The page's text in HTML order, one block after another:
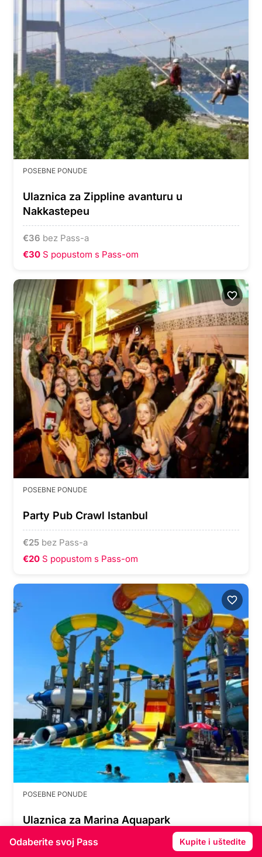
POSEBNE PONUDE
Ulaznica za Zippline avanturu u
Nakkastepeu
€36 bez Pass-a
€30 S popustom s Pass-om
POSEBNE PONUDE
Party Pub Crawl Istanbul
€25 bez Pass-a
€20 S popustom s Pass-om
POSEBNE PONUDE
Ulaznica za Marina Aquapark
€30 bez Pass-a
Odaberite svoj Pass Kupite i uštedite